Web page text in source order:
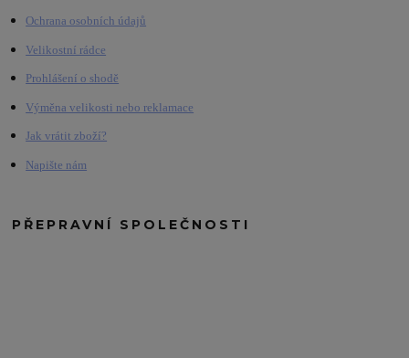
Ochrana osobních údajů
Velikostní rádce
Prohlášení o shodě
Výměna velikosti nebo reklamace
Jak vrátit zboží?
Napište nám
PŘEPRAVNÍ SPOLEČNOSTI